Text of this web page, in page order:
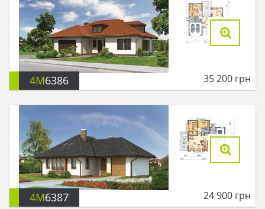
4M6386 35 200 грн
4M6387 24 900 грн